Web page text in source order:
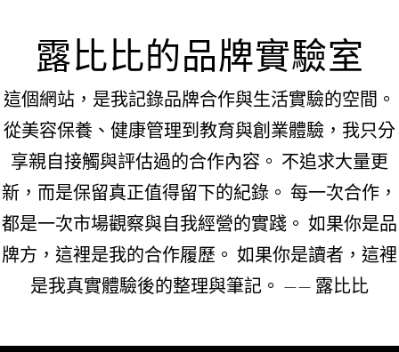
content露比比的品牌實驗室
這個網站，是我記錄品牌合作與生活實驗的空間。
從美容保養、健康管理到教育與創業體驗，我只分
享親自接觸與評估過的合作內容。 不追求大量更
新，而是保留真正值得留下的紀錄。 每一次合作，
都是一次市場觀察與自我經營的實踐。 如果你是品
牌方，這裡是我的合作履歷。 如果你是讀者，這裡
是我真實體驗後的整理與筆記。 —— 露比比